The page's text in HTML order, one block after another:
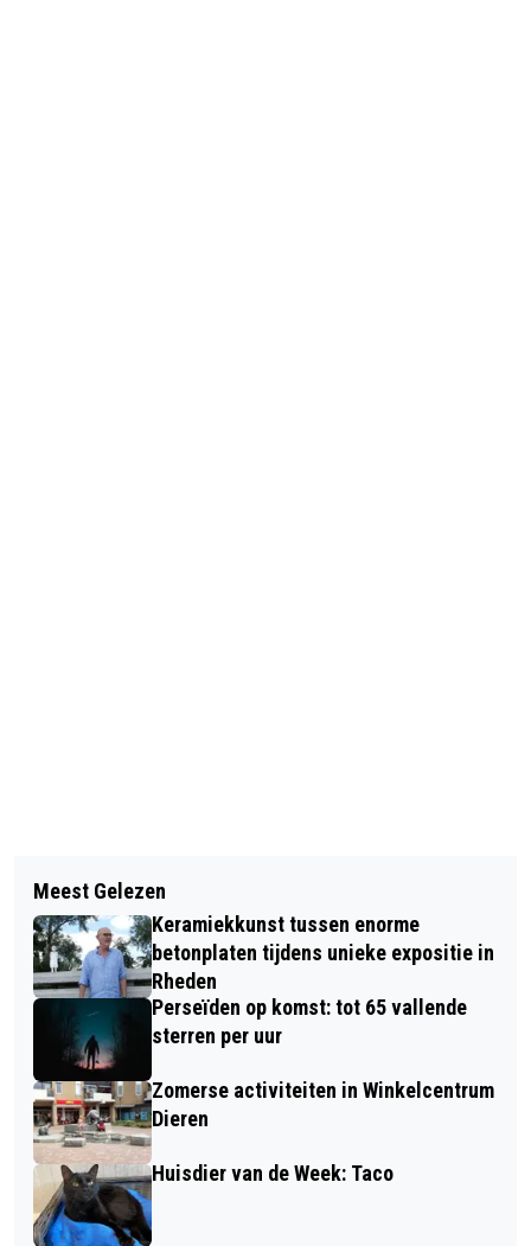
TRADITIONEEL GLADIOLENFESTIJN IN
LAAG-SOEREN WEDEROM DRUK
BEZOCHT
ZING VRIJBLIJVEND MEE MET HET
VROUWENKOOR LIEF & LEED IN
ELLECOM
Meest Gelezen
Keramiekkunst tussen enorme
betonplaten tijdens unieke expositie in
Rheden
Perseïden op komst: tot 65 vallende
sterren per uur
Zomerse activiteiten in Winkelcentrum
Dieren
Huisdier van de Week: Taco